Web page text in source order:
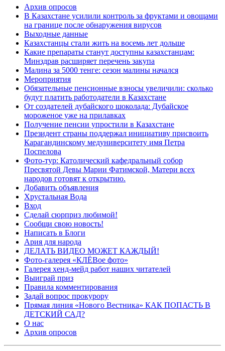
Архив опросов
В Казахстане усилили контроль за фруктами и овощами
на границе после обнаружения вирусов
Выходные данные
Казахстанцы стали жить на восемь лет дольше
Какие препараты станут доступны казахстанцам:
Минздрав расширяет перечень закупа
Малина за 5000 тенге: сезон малины начался
Мероприятия
Обязательные пенсионные взносы увеличили: сколько
будут платить работодатели в Казахстане
От создателей дубайского шоколада: Дубайское
мороженое уже на прилавках
Получение пенсии упростили в Казахстане
Президент страны поддержал инициативу присвоить
Карагандинскому медуниверситету имя Петра
Поспелова
Фото-тур: Католический кафедральный собор
Пресвятой Девы Марии Фатимской, Матери всех
народов готовят к открытию.
Добавить объявления
Хрустальная Вода
Вход
Сделай сюрприз любимой!
Сообщи свою новость!
Написать в Блоги
Ария для народа
ДЕЛАТЬ ВИДЕО МОЖЕТ КАЖДЫЙ!
Фото-галерея «КЛЁВое фото»
Галерея хенд-мейд работ наших читателей
Выиграй приз
Правила комментирования
Задай вопрос прокурору
Прямая линия «Нового Вестника» КАК ПОПАСТЬ В
ДЕТСКИЙ САД?
О нас
Архив опросов